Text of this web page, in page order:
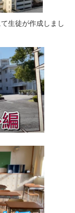
生徒が作成しまし